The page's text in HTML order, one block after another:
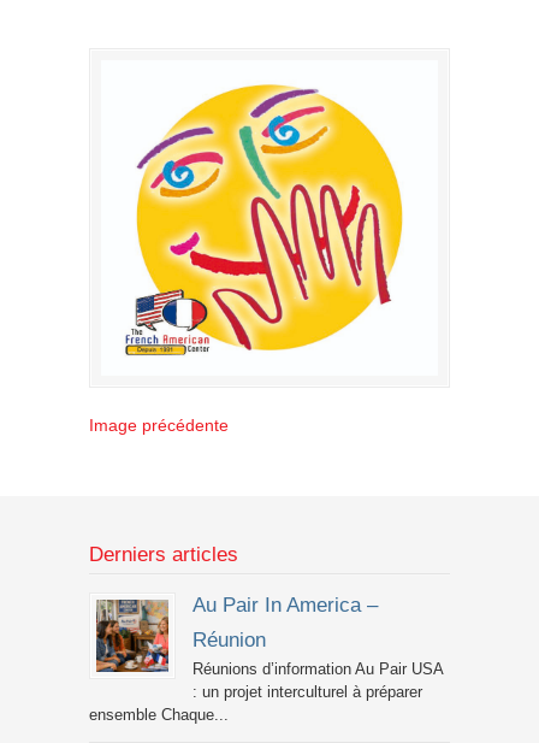
Image précédente
Derniers articles
Au Pair In America –
Réunion
Réunions d’information Au Pair USA
: un projet interculturel à préparer
ensemble Chaque...